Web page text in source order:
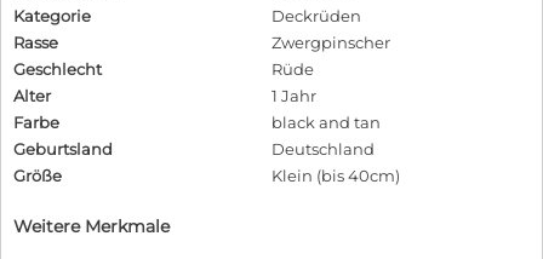
Kategorie
Deckrüden
Rasse
Zwergpinscher
Geschlecht
Rüde
Alter
1 Jahr
Farbe
black and tan
Geburtsland
Deutschland
Größe
Klein (bis 40cm)
Weitere Merkmale